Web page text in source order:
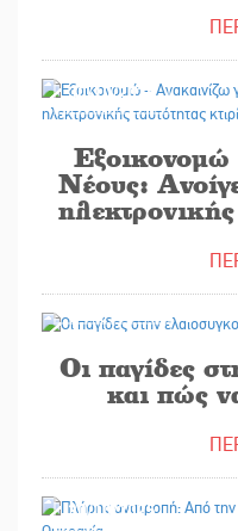
30/10/2025
Εξοικονομώ
Νέους:
ηλεκτρονικής
Οι παγίδες
και πώς
30/10/2025